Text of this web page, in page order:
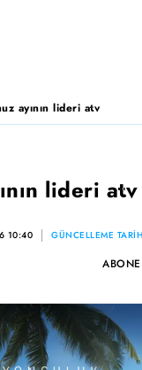
ayının lideri atv
lideri atv
10:40 GÜNCELLEME